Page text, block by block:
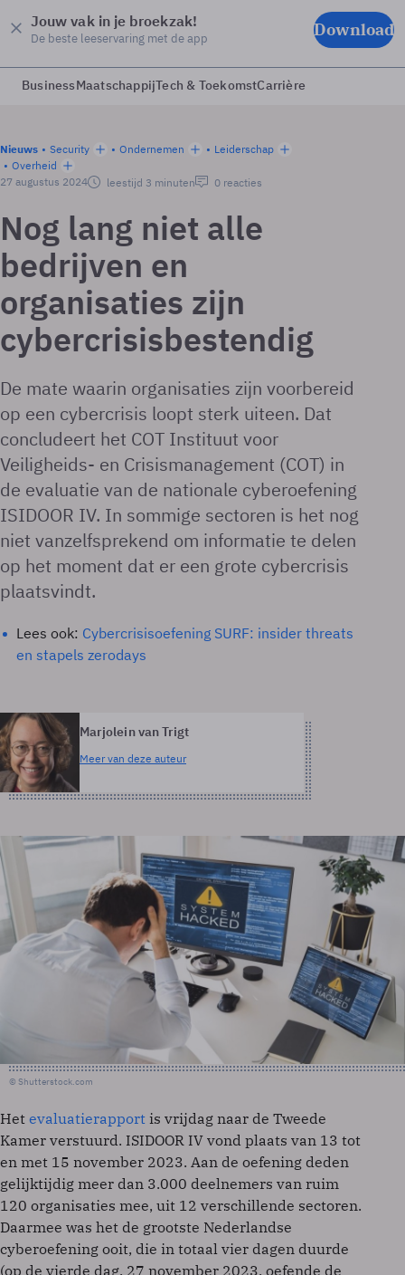
Jouw vak in je broekzak!
De beste leeservaring met de app Download
BusinessMaatschappijTech & ToekomstCarrière
Nieuws Security Ondernemen
Leiderschap
Overheid
27 augustus 2024
leestijd 3 minuten 0 reacties
Nog lang niet alle
bedrijven en
organisaties zijn
cybercrisisbestendig
De mate waarin organisaties zijn voorbereid
op een cybercrisis loopt sterk uiteen. Dat
concludeert het COT Instituut voor
Veiligheids- en Crisismanagement (COT) in
de evaluatie van de nationale cyberoefening
ISIDOOR IV. In sommige sectoren is het nog
niet vanzelfsprekend om informatie te delen
op het moment dat er een grote cybercrisis
plaatsvindt.
Lees ook: Cybercrisisoefening SURF: insider threats
en stapels zerodays
Marjolein van Trigt
Meer van deze auteur
© Shutterstock.com
Het evaluatierapport is vrijdag naar de Tweede
Kamer verstuurd. ISIDOOR IV vond plaats van 13 tot
en met 15 november 2023. Aan de oefening deden
gelijktijdig meer dan 3.000 deelnemers van ruim
120 organisaties mee, uit 12 verschillende sectoren.
Daarmee was het de grootste Nederlandse
cyberoefening ooit, die in totaal vier dagen duurde
(op de vierde dag, 27 november 2023, oefende de